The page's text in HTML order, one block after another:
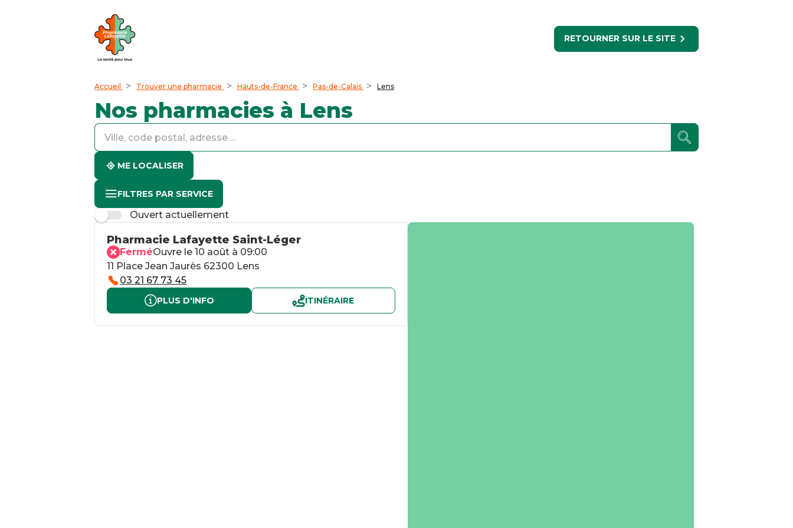
RETOURNER SUR LE SITE
Accueil Trouver une pharmacie Hauts-de-France Pas-de-Calais Lens
Nos pharmacies à Lens
accessibility.searchform.label.searchformaccessibility.searchform.label.searchinput
accessibility.searchform.autocomplete_status
ME LOCALISER
FILTRES PAR SERVICE
Ouvert actuellement
Pharmacie Lafayette Saint-Léger
FerméOuvre le 10 août à 09:00
11 Place Jean Jaurès 62300 Lens
03 21 67 73 45
PLUS D'INFO ITINÉRAIRE